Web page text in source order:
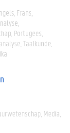
Frans
Portugees
Taalkunde
Media